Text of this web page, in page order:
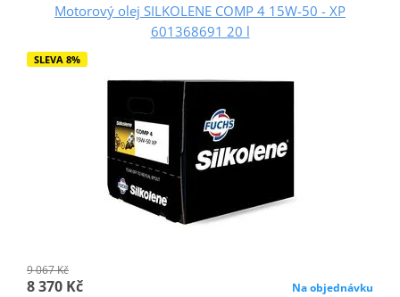
Motorový olej SILKOLENE COMP 4 15W-50 - XP
601368691 20 l
SLEVA 8%
9 067 Kč
8 370 Kč Na objednávku